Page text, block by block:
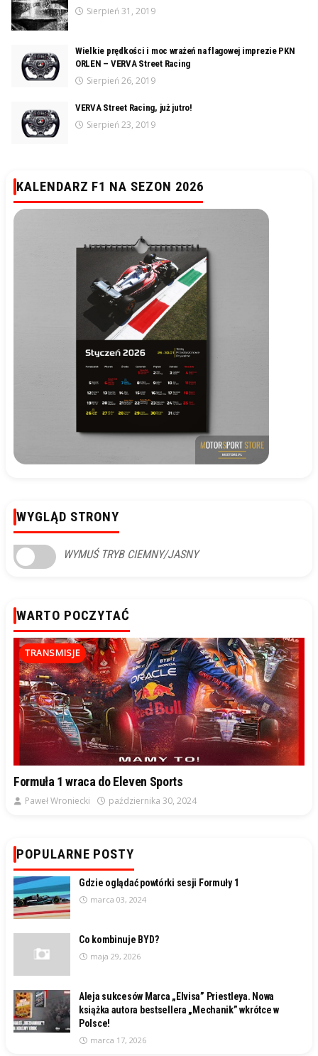
Sierpień 31, 2019
Wielkie prędkości i moc wrażeń na flagowej imprezie PKN
ORLEN – VERVA Street Racing
Sierpień 26, 2019
VERVA Street Racing, już jutro!
Sierpień 23, 2019
KALENDARZ F1 NA SEZON 2026
WYGLĄD STRONY
WYMUŚ TRYB CIEMNY/JASNY
WARTO POCZYTAĆ
TRANSMISJE
Formuła 1 wraca do Eleven Sports
Paweł Wroniecki października 30, 2024
POPULARNE POSTY
Gdzie oglądać powtórki sesji Formuły 1
marca 03, 2024
Co kombinuje BYD?
maja 29, 2026
Aleja sukcesów Marca „Elvisa” Priestleya. Nowa
książka autora bestsellera „Mechanik” wkrótce w
Polsce!
marca 17, 2026